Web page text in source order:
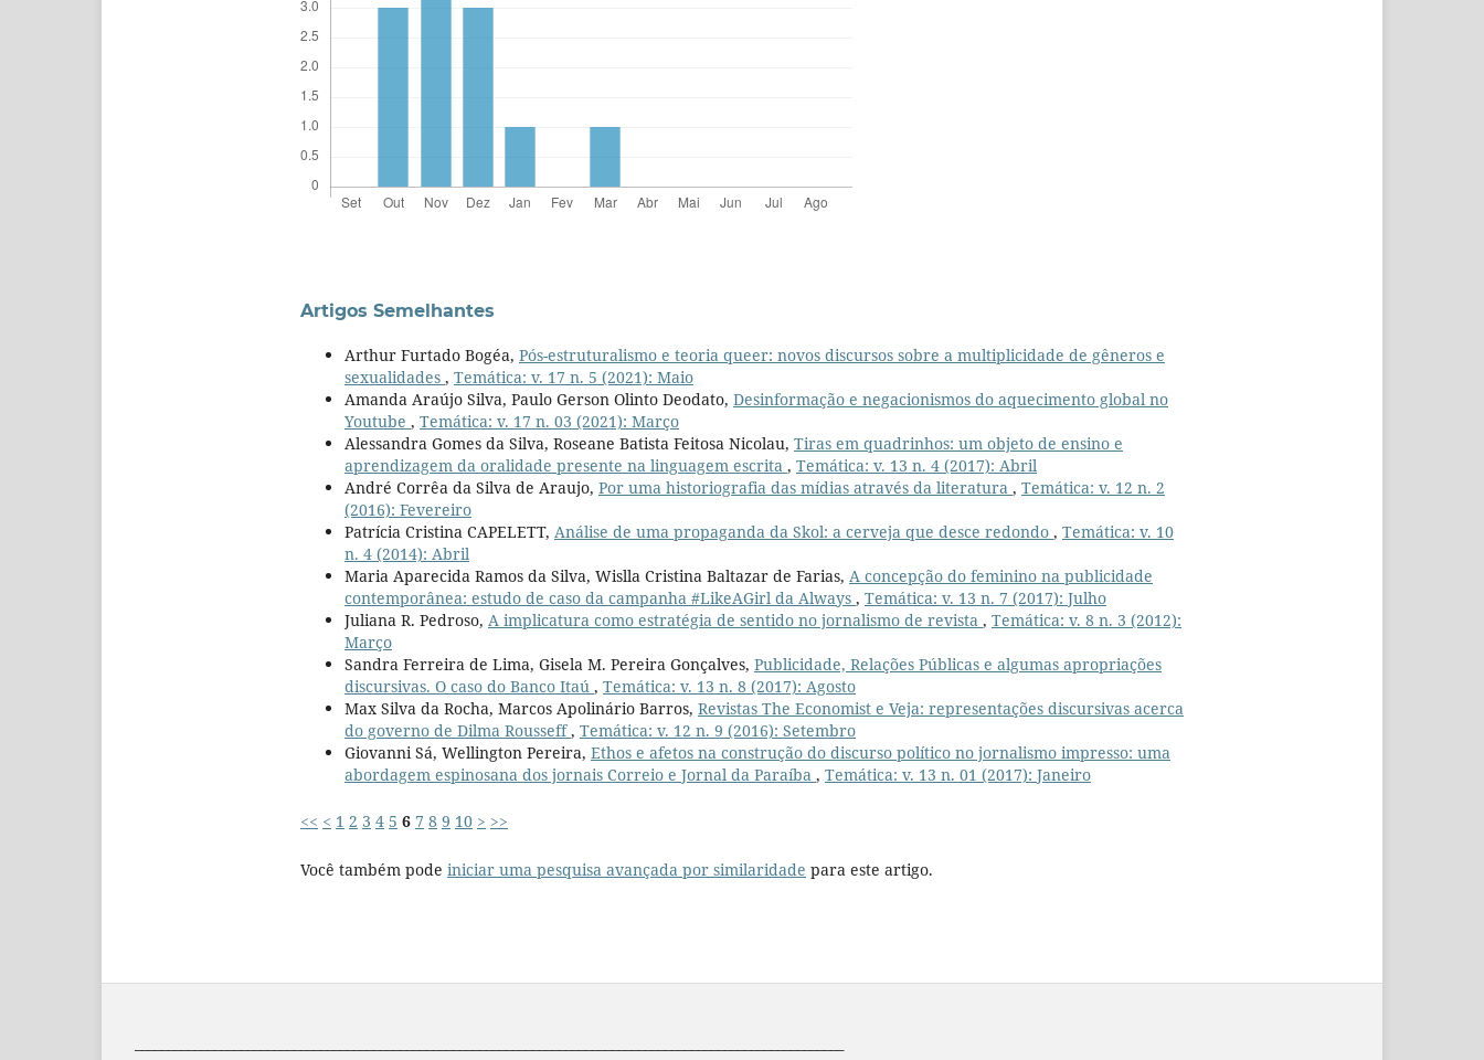
Artigos Semelhantes
Arthur Furtado Bogéa, Pós-estruturalismo e teoria queer: novos discursos sobre a multiplicidade de gêneros e
sexualidades , Temática: v. 17 n. 5 (2021): Maio
Amanda Araújo Silva, Paulo Gerson Olinto Deodato, Desinformação e negacionismos do aquecimento global no
Youtube , Temática: v. 17 n. 03 (2021): Março
Alessandra Gomes da Silva, Roseane Batista Feitosa Nicolau, Tiras em quadrinhos: um objeto de ensino e
aprendizagem da oralidade presente na linguagem escrita , Temática: v. 13 n. 4 (2017): Abril
André Corrêa da Silva de Araujo, Por uma historiografia das mídias através da literatura , Temática: v. 12 n. 2
(2016): Fevereiro
Patrícia Cristina CAPELETT, Análise de uma propaganda da Skol: a cerveja que desce redondo , Temática: v. 10
n. 4 (2014): Abril
Maria Aparecida Ramos da Silva, Wislla Cristina Baltazar de Farias, A concepção do feminino na publicidade
contemporânea: estudo de caso da campanha #LikeAGirl da Always , Temática: v. 13 n. 7 (2017): Julho
Juliana R. Pedroso, A implicatura como estratégia de sentido no jornalismo de revista , Temática: v. 8 n. 3 (2012):
Março
Sandra Ferreira de Lima, Gisela M. Pereira Gonçalves, Publicidade, Relações Públicas e algumas apropriações
discursivas. O caso do Banco Itaú , Temática: v. 13 n. 8 (2017): Agosto
Max Silva da Rocha, Marcos Apolinário Barros, Revistas The Economist e Veja: representações discursivas acerca
do governo de Dilma Rousseff, Temática: v. 12 n. 9 (2016): Setembro
Giovanni Sá, Wellington Pereira, Ethos e afetos na construção do discurso político no jornalismo impresso: uma
abordagem espinosana dos jornais Correio e Jornal da Paraíba , Temática: v. 13 n. 01 (2017): Janeiro
<< < 1 2 3 4 5 6 7 8 9 10 > >>
Você também pode iniciar uma pesquisa avançada por similaridade para este artigo.